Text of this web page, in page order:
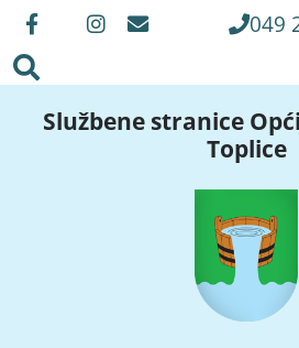
049
Službene stranice
Toplice